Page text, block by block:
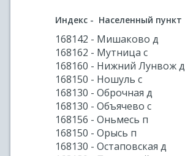
Индекс - Населенный пункт
168142 - Мишаково д
168162 - Мутница с
168160 - Нижний Лунвож д
168150 - Ношуль с
168130 - Оброчная д
168130 - Объячево с
168156 - Оньмесь п
168150 - Орысь п
168130 - Остаповская д